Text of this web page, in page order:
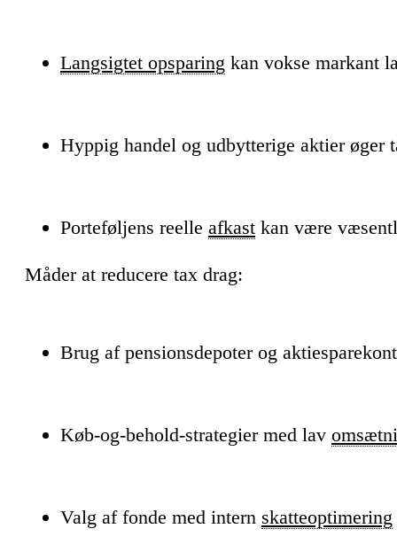
Langsigtet opsparing kan vokse markant
Hyppig handel og udbytterige aktier øger
Porteføljens reelle afkast kan være
Måder at reducere tax drag:
Brug af pensionsdepoter og
Køb-og-behold-strategier med lav
Valg af fonde med intern skatteoptimering